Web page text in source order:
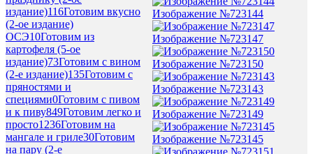
издание)116Готовим вкусно
(2-ое издание)
ОСЭ10Готовим из
картофеля (5-ое
издание)73Готовим с вином
(2-е издание)135Готовим с
пряностями и
специями0Готовим с пивом
и к пиву849Готовим легко и
просто1236Готовим на
мангале и гриле30Готовим
на пару (2-е
Изображение №723144
Изображение №723147
Изображение №723150
Изображение №723143
Изображение №723149
Изображение №723145